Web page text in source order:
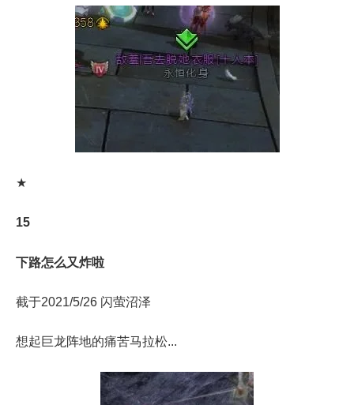
★
15
下路怎么又炸啦
截于2021/5/26 闪萤沼泽
想起巨龙阵地的痛苦马拉松...